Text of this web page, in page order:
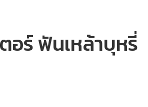
อร์ ฟันเหล้าบุหรี่